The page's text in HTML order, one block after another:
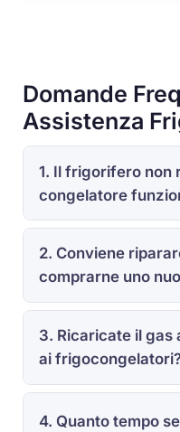
Domande
Assistenza
1. Il frigorifero non
congelatore
2. Conviene
comprarne uno
3. Ricaricate il gas
ai
4. Quanto tempo